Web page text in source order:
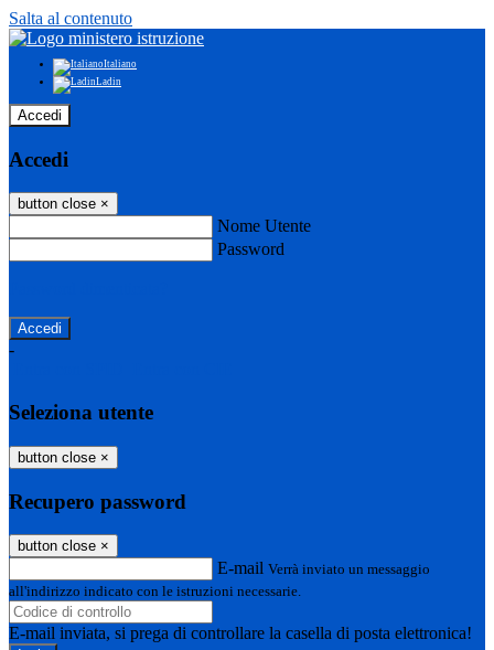
Salta al contenuto
Italiano
Ladin
Accedi
Accedi
button close ×
Nome Utente
Password
-
Seleziona utente
button close ×
Recupero password
button close ×
E-mail Verrà inviato un messaggio
all'indirizzo indicato con le istruzioni necessarie.
E-mail inviata, si prega di controllare la casella di posta elettronica!